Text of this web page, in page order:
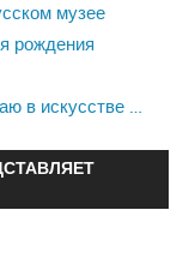
музее
рождения
в искусстве …